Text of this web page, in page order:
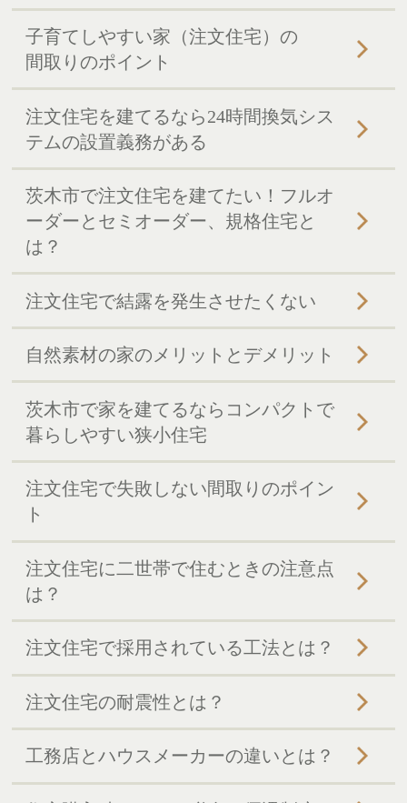
子育てしやすい家（注文住宅）の
間取りのポイント
注文住宅を建てるなら24時間換気シス
テムの設置義務がある
茨木市で注文住宅を建てたい！フルオ
ーダーとセミオーダー、規格住宅と
は？
注文住宅で結露を発生させたくない
自然素材の家のメリットとデメリット
茨木市で家を建てるならコンパクトで
暮らしやすい狭小住宅
注文住宅で失敗しない間取りのポイン
ト
注文住宅に二世帯で住むときの注意点
は？
注文住宅で採用されている工法とは？
注文住宅の耐震性とは？
工務店とハウスメーカーの違いとは？